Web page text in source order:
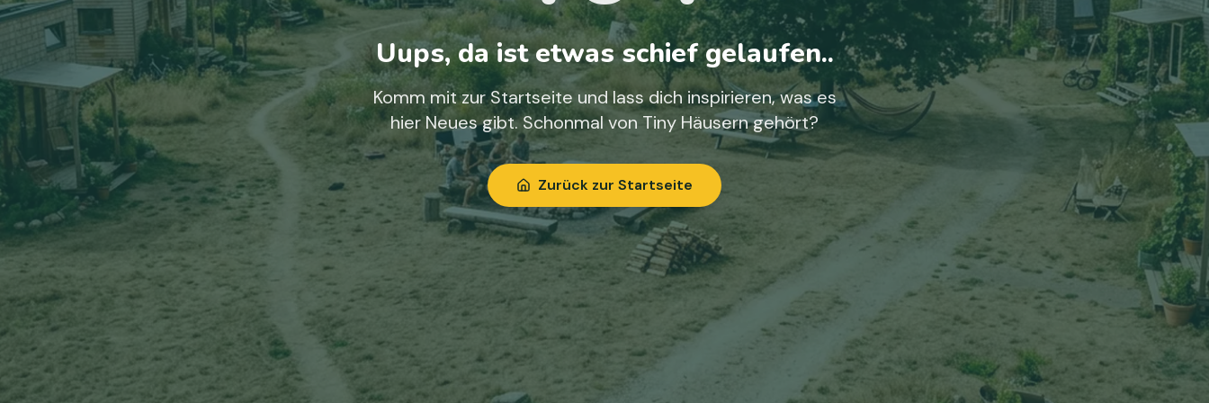
Uups, da ist etwas schief gelaufen..
Komm mit zur Startseite und lass dich inspirieren, was es
hier Neues gibt. Schonmal von Tiny Häusern gehört?
Zurück zur Startseite